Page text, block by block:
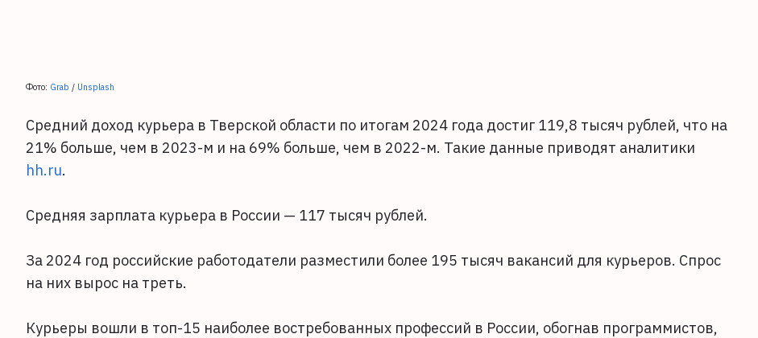
Фото: Grab / Unsplash
Средний доход курьера в Тверской области по итогам 2024 года достиг 119,8 тысяч рублей, что на
21% больше, чем в 2023-м и на 69% больше, чем в 2022-м. Такие данные приводят аналитики
hh.ru.
Средняя зарплата курьера в России — 117 тысяч рублей.
За 2024 год российские работодатели разместили более 195 тысяч вакансий для курьеров. Спрос
на них вырос на треть.
Курьеры вошли в топ-15 наиболее востребованных профессий в России, обогнав программистов,